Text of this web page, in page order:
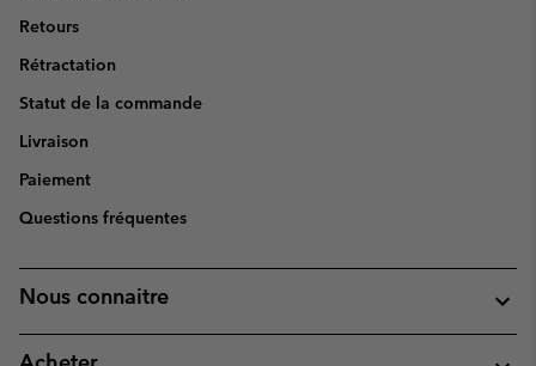
Retours
Rétractation
Statut de la commande
Livraison
Paiement
Questions fréquentes
Nous connaitre